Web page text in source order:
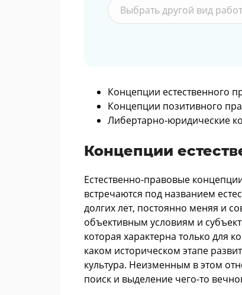
Выбрать другой вид
Концепции естественного
Концепции позитивного
Либертарно-юридические
Концепции
Естественно-правовые
встречаются под названием
долгих лет, постоянно меняя и
объективным условиям и
которая характерна только для
каком историческом этапе
культура. Неизменным в этом
поиск и выделение чего-то